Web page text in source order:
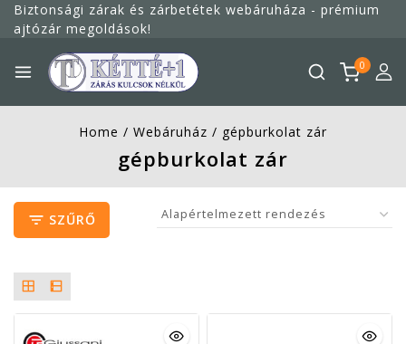
Biztonsági zárak és zárbetétek webáruháza - prémium
ajtózár megoldások!
0
Home / Webáruház / gépburkolat zár
gépburkolat zár
SZŰRŐ